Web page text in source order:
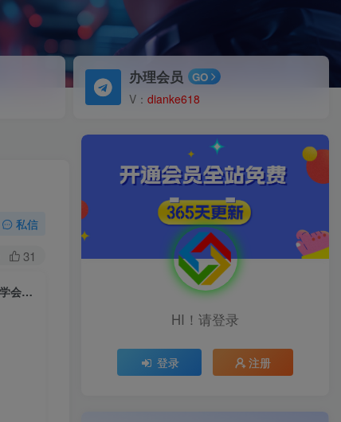
办理会员 GO
V： dianke618
私信
31
（5172期）淘宝实操全系列训练营 新手到高手进阶·覆盖·99%知识 看透·对手 学会运营
HI！请登录
登录 注册